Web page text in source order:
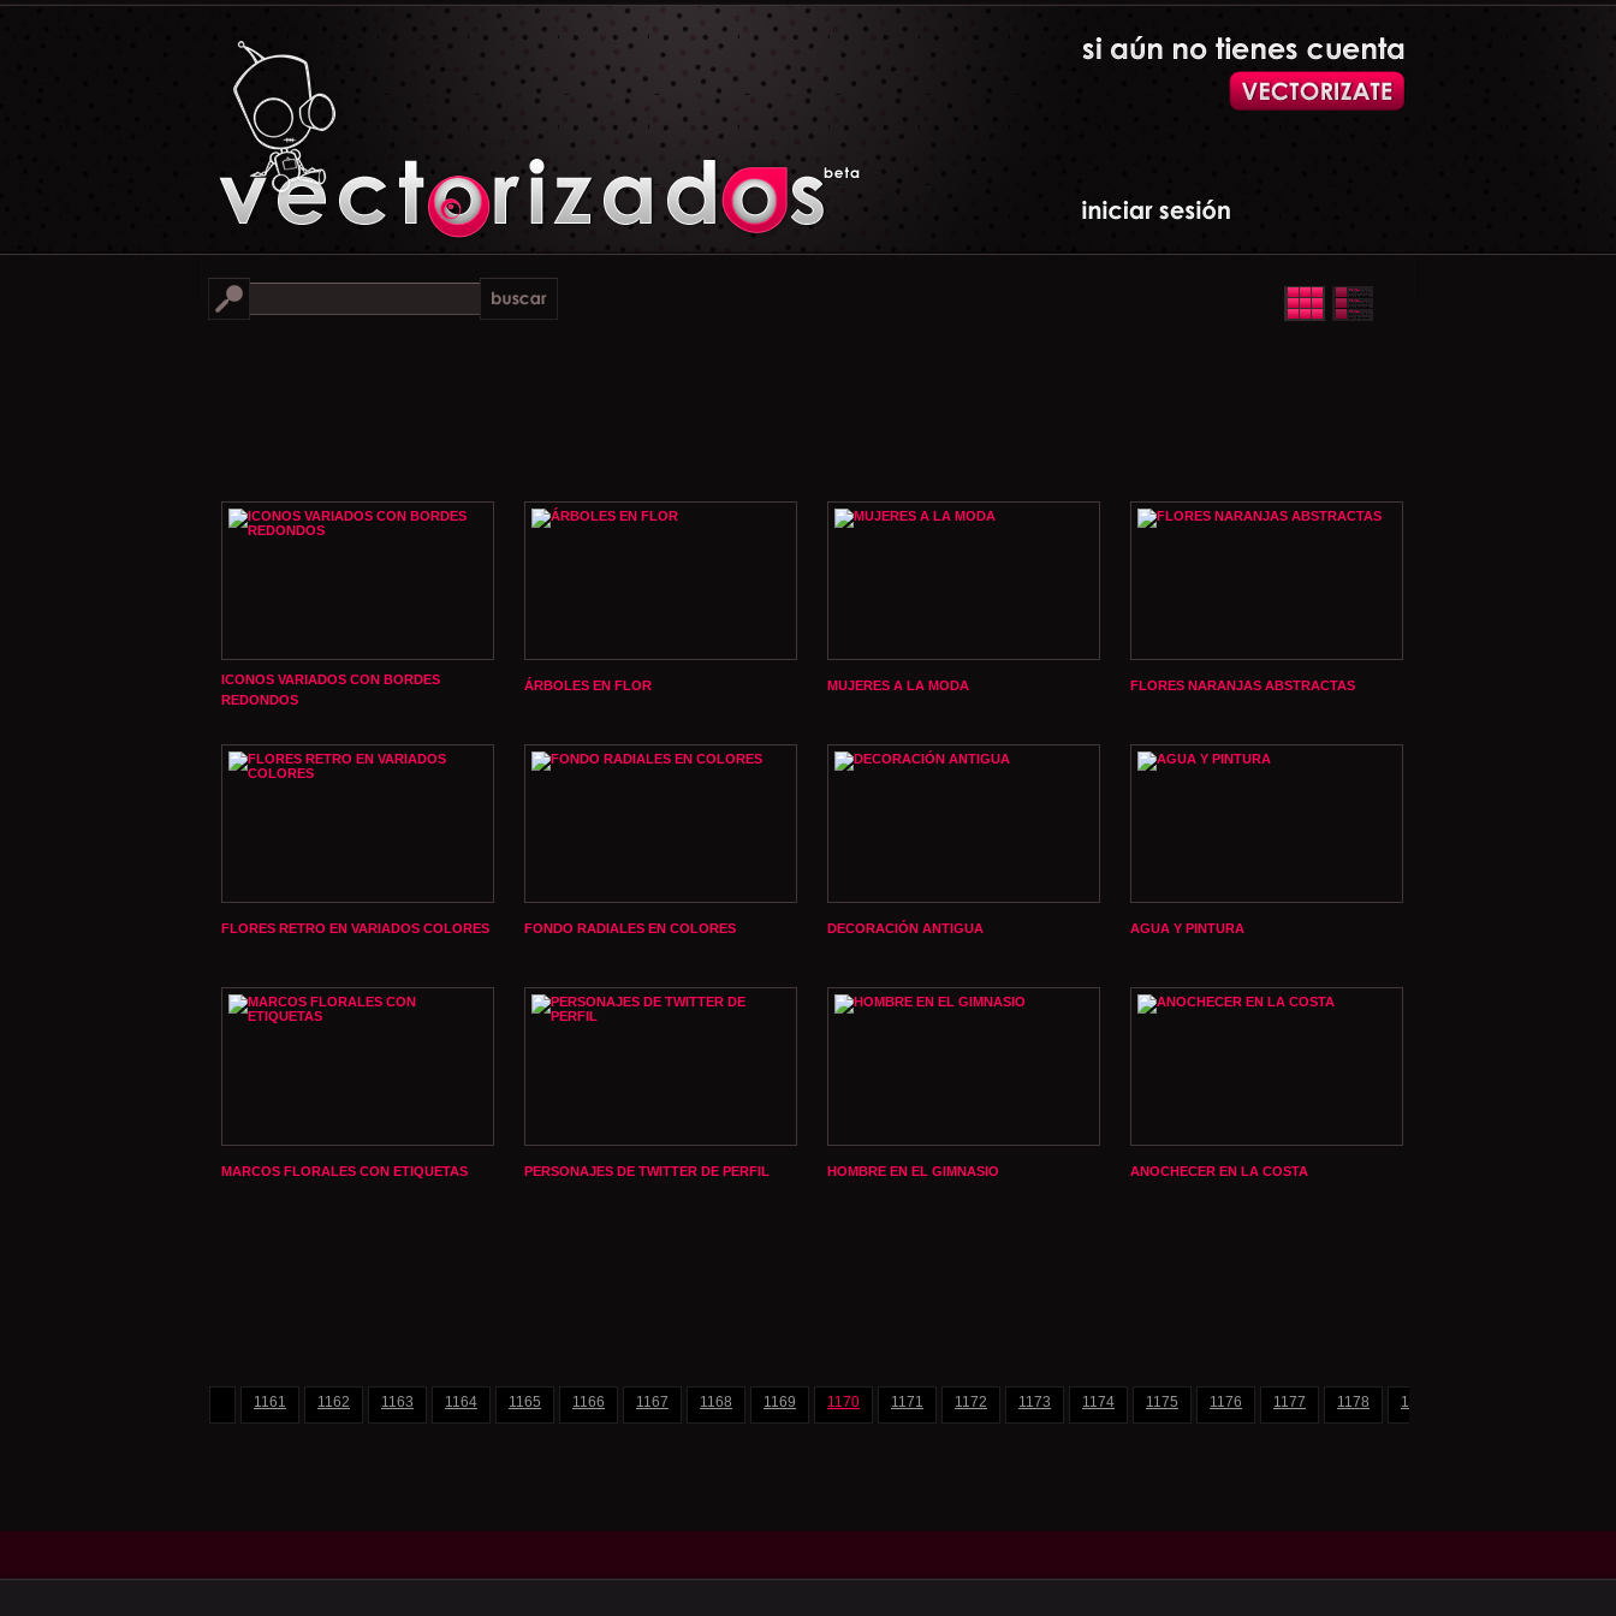
ICONOS VARIADOS CON BORDES
REDONDOS
ÁRBOLES EN FLOR MUJERES A LA MODA FLORES NARANJAS ABSTRACTAS
FLORES RETRO EN VARIADOS COLORES FONDO RADIALES EN COLORES DECORACIÓN ANTIGUA AGUA Y PINTURA
MARCOS FLORALES CON ETIQUETAS PERSONAJES DE TWITTER DE PERFIL HOMBRE EN EL GIMNASIO ANOCHECER EN LA COSTA
1161 1162 1163 1164 1165 1166 1167 1168 1169 1170 1171 1172 1173 1174 1175 1176 1177 1178 1179